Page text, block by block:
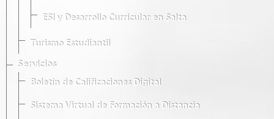
ESI y Desarrollo Curricular en Salta
Turismo Estudiantil
Servicios
Boletín de Calificaciones Digital
Sistema Virtual de Formación a Distancia